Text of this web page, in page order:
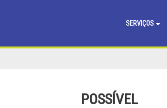
SERVIÇOS
POSSÍVEL